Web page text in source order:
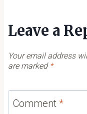
Leave a
Your email address
are marked *
Comment *